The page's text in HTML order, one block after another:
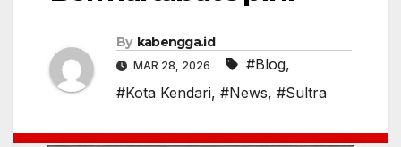
By kabengga.id
MAR 28, 2026 #Blog,
#Kota Kendari, #News, #Sultra